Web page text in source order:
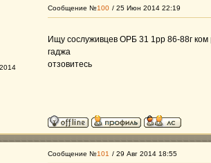
Сообщение №100 / 25 Июн 2014 22:19
Ищу сослуживцев ОРБ 31 1рр 86-88г
гаджа
отзовитесь
Сообщение №101 / 29 Авг 2014 18:55